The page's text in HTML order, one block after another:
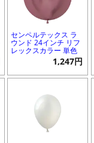
センペルテックス ラ
ウンド 24インチ リフ
レックスカラー 単色
1,247円